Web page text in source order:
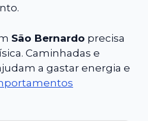
São Bernardo precisa
Caminhadas e
a gastar energia e